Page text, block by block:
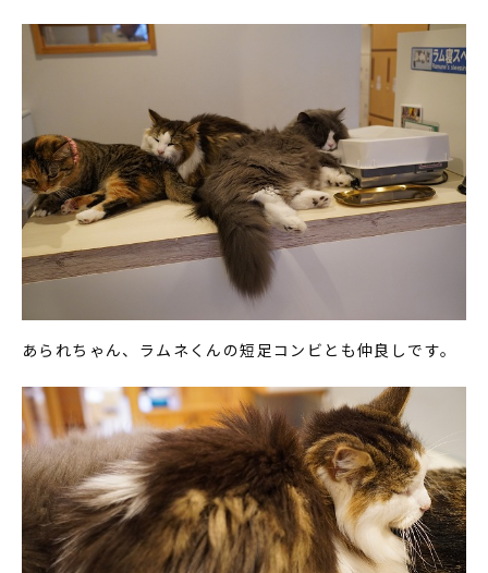
あられちゃん、ラムネくんの短足コンビとも仲良しです。